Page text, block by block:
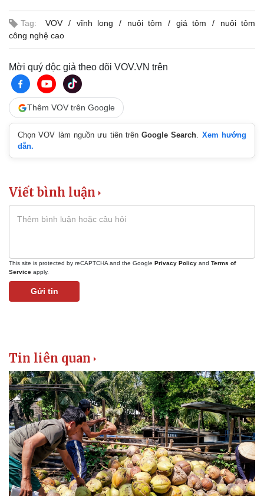
Bất động sản
Khởi nghiệp
Tag: VOV vĩnh long nuôi tôm giá tôm
nuôi tôm
công nghệ cao
Mời quý độc giả theo dõi VOV.VN trên
Thêm VOV trên Google
Chọn VOV làm nguồn ưu tiên trênGoogle Search. Xem hướng
dẫn.
Viết bình luận
This site is protected by reCAPTCHA and the Google Privacy Policy and Terms of
Service apply.
Gửi tin
Tin liên quan